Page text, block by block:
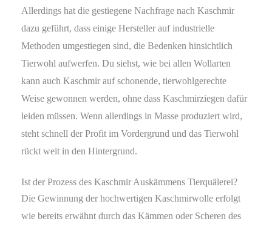
Allerdings hat die gestiegene Nachfrage nach Kaschmir
dazu geführt, dass einige Hersteller auf industrielle
Methoden umgestiegen sind, die Bedenken hinsichtlich
Tierwohl aufwerfen. Du siehst, wie bei allen Wollarten
kann auch Kaschmir auf schonende, tierwohlgerechte
Weise gewonnen werden, ohne dass Kaschmirziegen dafür
leiden müssen. Wenn allerdings in Masse produziert wird,
steht schnell der Profit im Vordergrund und das Tierwohl
rückt weit in den Hintergrund.
Ist der Prozess des Kaschmir Auskämmens Tierquälerei?
Die Gewinnung der hochwertigen Kaschmirwolle erfolgt
wie bereits erwähnt durch das Kämmen oder Scheren des